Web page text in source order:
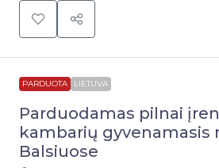
PARDUOTA LIETUVA
Parduodamas pilnai
kambarių gyvenamasis
Balsiuose